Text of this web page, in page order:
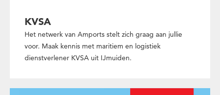
KVSA
Het netwerk van Amports stelt zich graag aan jullie
voor. Maak kennis met maritiem en logistiek
dienstverlener KVSA uit IJmuiden.